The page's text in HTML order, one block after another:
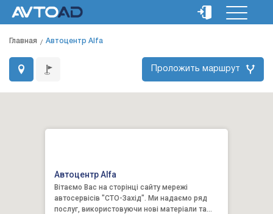
Главная Автоцентр Alfa
Проложить маршрут
Автоцентр Alfa
Вітаємо Вас на сторінці сайту мережі
автосервісів "СТО-Захід". Ми надаємо ряд
послуг, використовуючи нові матеріали та